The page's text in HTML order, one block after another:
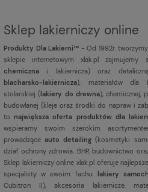
Sklep lakierniczy online
Produkty Dla Lakierni™ - Od 1992r.
sklepie internetowym xlak.pl zajmujemy
chemiczna i lakiernicza) oraz
blacharsko-lakiernicza), materiałów dla
stolarskiej ( lakiery do drewna), chemicznej,
budowlanej (kleje oraz środki do napraw i
tonajwiększa oferta produktów dla
wspieramy swoim szerokim
prowadząceauto detailing(kosmetyki
dział ochrony zdrowia, BHP, budownictwo
Sklep lakierniczy online xlak.pl oferuje
specjalisty w swoim fachu:
lakiery
Cubitron II), akcesoria lakiernicze,